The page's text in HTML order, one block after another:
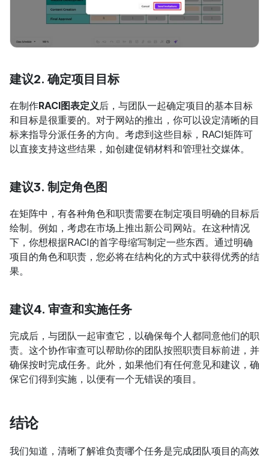
建议2. 确定项目目标
在制作RACI图表定义 后，与团队一起确定项目的基本目标
和目标是很重要的。对于网站的推出，你可以设定清晰的目
标来指导分派任务的方向。考虑到这些目标，RACI矩阵可
以直接支持这些结果，如创建促销材料和管理社交媒体。
建议3. 制定角色图
在矩阵中，有各种角色和职责需要在制定项目明确的目标后
绘制。例如，考虑在市场上推出新公司网站。在这种情况
下，你想根据RACI的首字母缩写制定一些东西。通过明确
项目的角色和职责，您必将在结构化的方式中获得优秀的结
果。
建议4. 审查和实施任务
完成后，与团队一起审查它，以确保每个人都同意他们的职
责。这个协作审查可以帮助你的团队按照职责目标前进，并
确保按时完成任务。此外，如果他们有任何意见和建议，确
保它们得到实施，以便有一个无错误的项目。
结论
我们知道，清晰了解谁负责哪个任务是完成团队项目的高效